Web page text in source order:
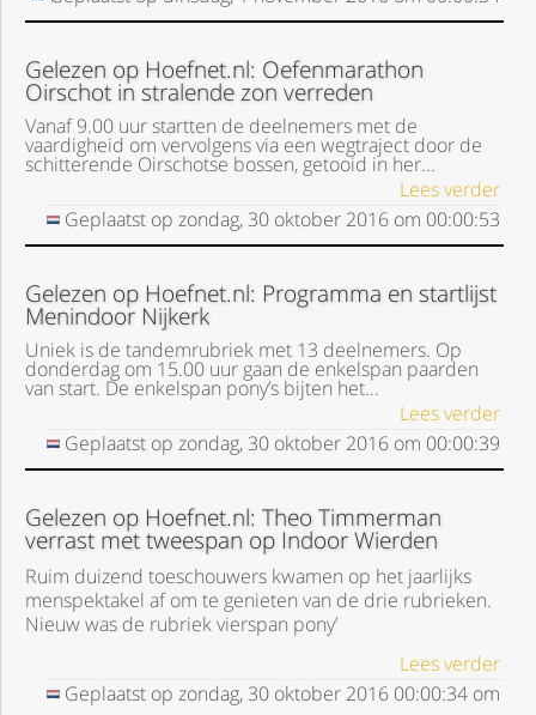
Gelezen op Hoefnet.nl: Oefenmarathon
Oirschot in stralende zon verreden
Vanaf 9.00 uur startten de deelnemers met de
vaardigheid om vervolgens via een wegtraject door de
schitterende Oirschotse bossen, getooid in her...
Lees verder
Geplaatst op zondag, 30 oktober 2016om 00:00:53
Gelezen op Hoefnet.nl: Programma en startlijst
Menindoor Nijkerk
Uniek is de tandemrubriek met 13 deelnemers. Op
donderdag om 15.00 uur gaan de enkelspan paarden
van start. De enkelspan pony’s bijten het...
Lees verder
Geplaatst op zondag, 30 oktober 2016om 00:00:39
Gelezen op Hoefnet.nl: Theo Timmerman
verrast met tweespan op Indoor Wierden
Ruim duizend toeschouwers kwamen op het jaarlijks
menspektakel af om te genieten van de drie rubrieken.
Nieuw was de rubriek vierspan pony’
Lees verder
Geplaatst op zondag, 30 oktober 2016 00:00:34om